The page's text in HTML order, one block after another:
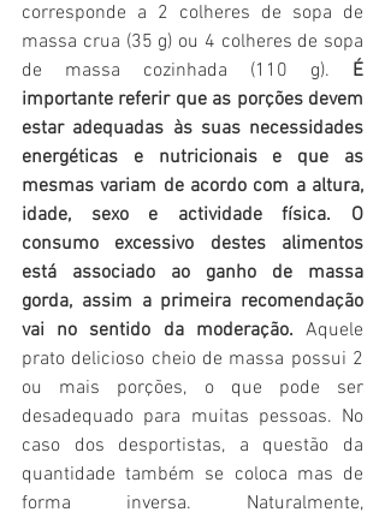
corresponde a 2 colheres de sopa de
massa crua (35 g) ou 4 colheres de sopa
de massa cozinhada (110 g). É
importante referir que as porções devem
estar adequadas às suas necessidades
energéticas e nutricionais e que as
mesmas variam de acordo com a altura,
idade, sexo e actividade física. O
consumo excessivo destes alimentos
está associado ao ganho de massa
gorda, assim a primeira recomendação
vai no sentido da moderação. Aquele
prato delicioso cheio de massa possui 2
ou mais porções, o que pode ser
desadequado para muitas pessoas. No
caso dos desportistas, a questão da
quantidade também se coloca mas de
forma inversa. Naturalmente,